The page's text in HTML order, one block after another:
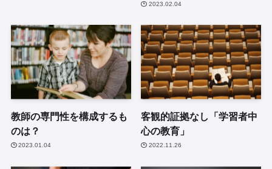
2023.02.04
教師の専門性を構成するも
のは？
2023.01.04
客観的証拠なし「学習者中
心の教育」
2022.11.26